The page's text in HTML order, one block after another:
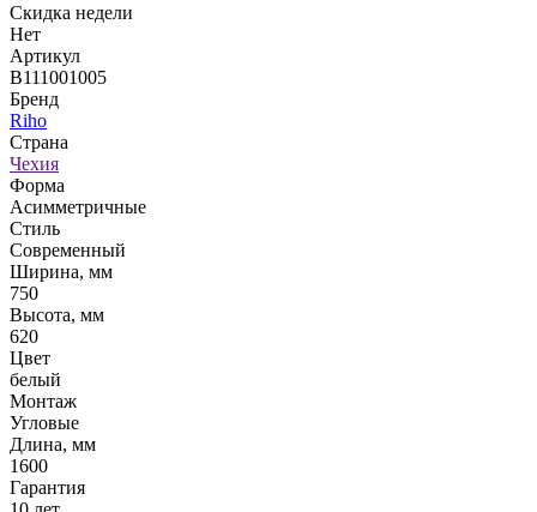
Скидка недели
Нет
Артикул
B111001005
Бренд
Riho
Страна
Чехия
Форма
Асимметричные
Стиль
Современный
Ширина, мм
750
Высота, мм
620
Цвет
белый
Монтаж
Угловые
Длина, мм
1600
Гарантия